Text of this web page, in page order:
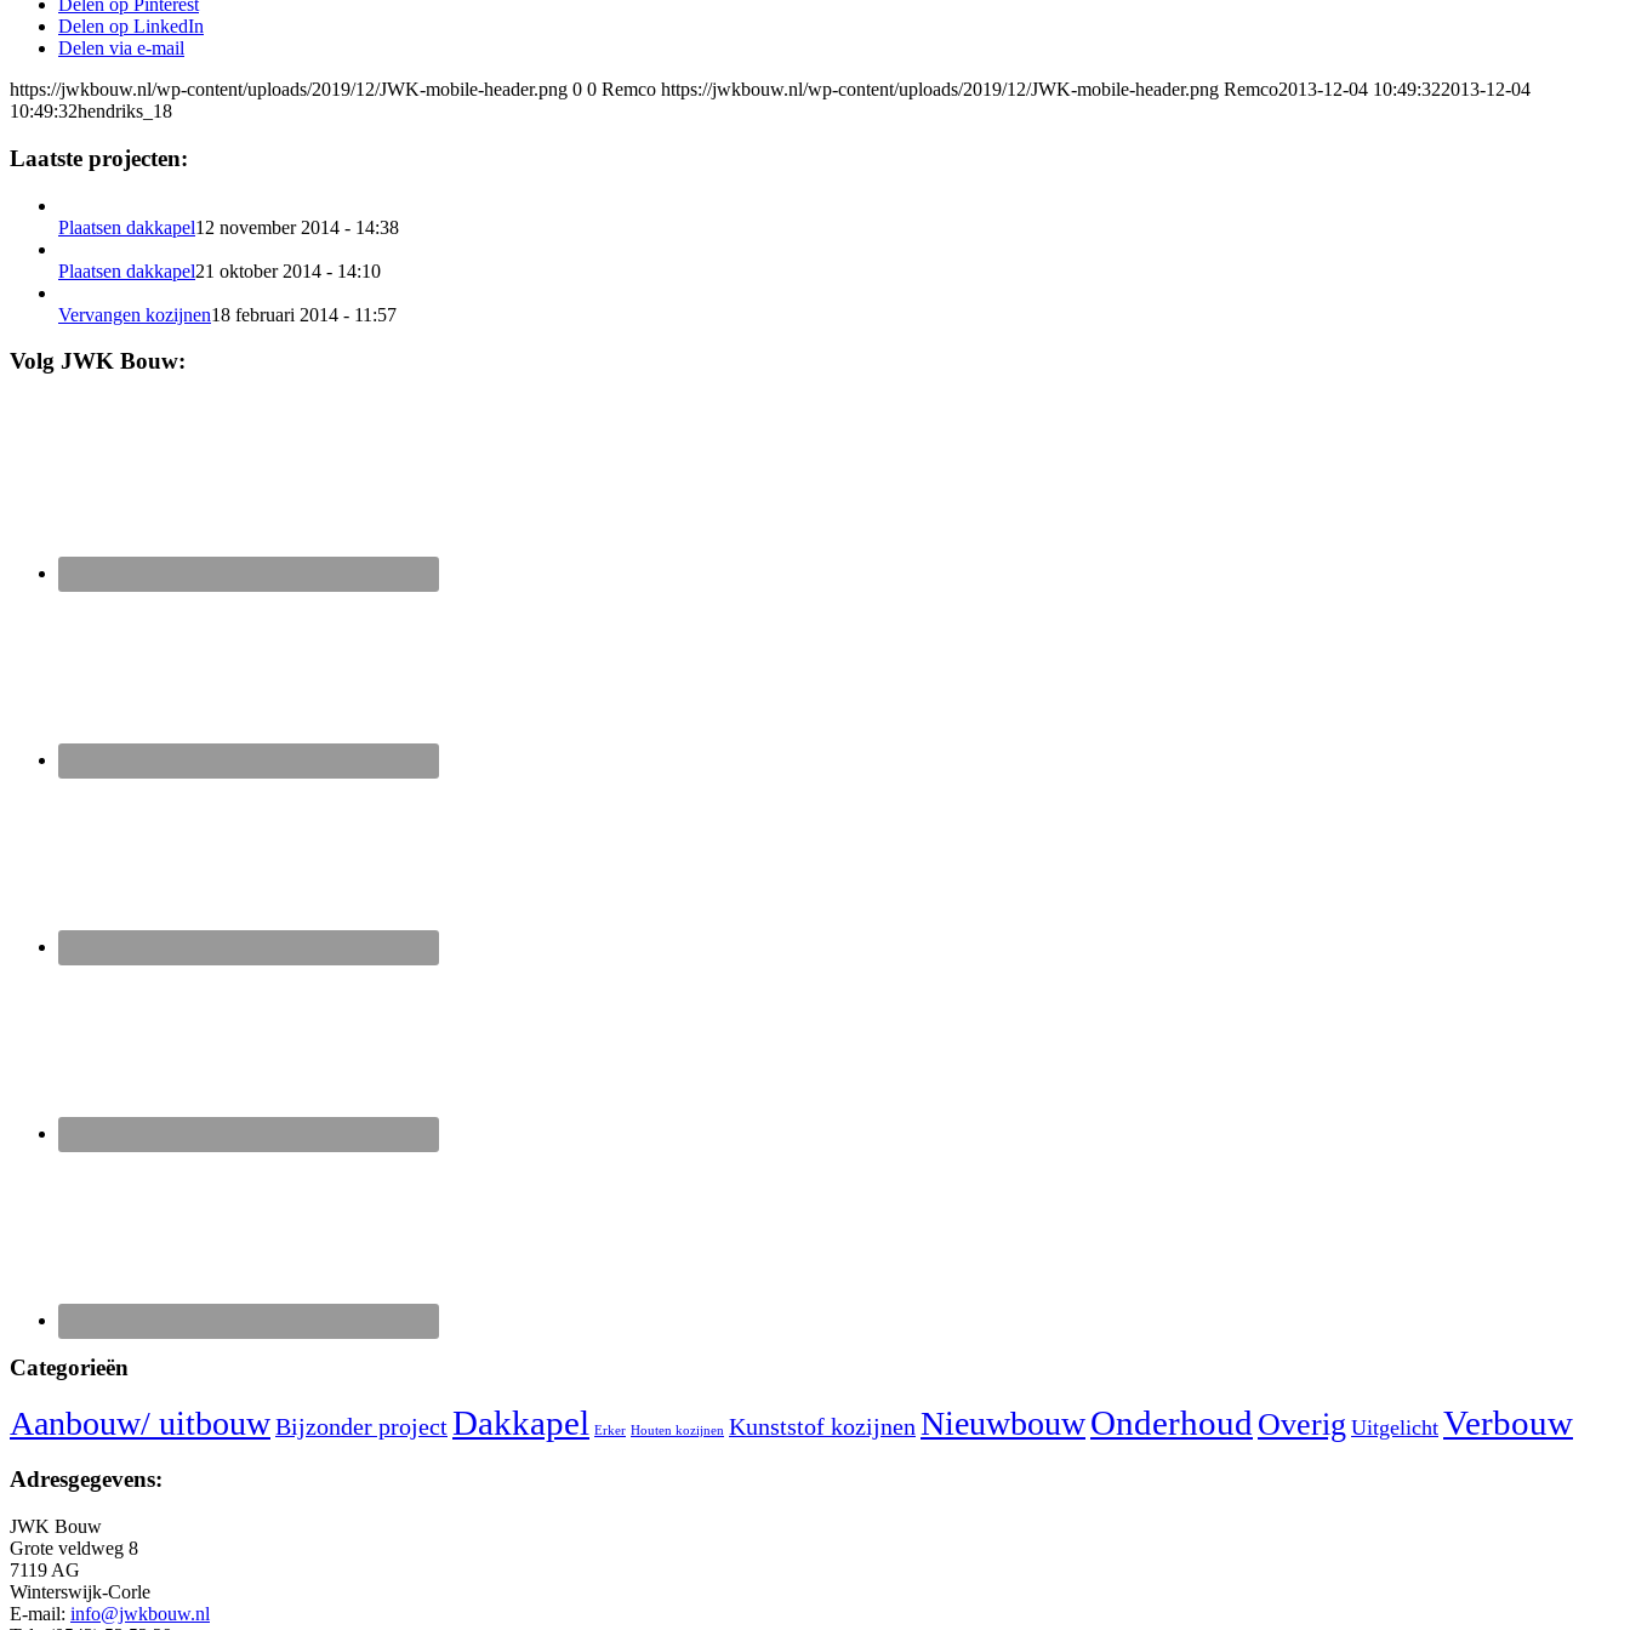
Delen op Pinterest
Delen op LinkedIn
Delen via e-mail
https://jwkbouw.nl/wp-content/uploads/2019/12/JWK-mobile-header.png 0 0 Remco https://jwkbouw.nl/wp-content/uploads/2019/12/JWK-mobile-header.png Remco2013-12-04 10:49:322013-12-04
10:49:32hendriks_18
Laatste projecten:
Plaatsen dakkapel12 november 2014 - 14:38
Plaatsen dakkapel21 oktober 2014 - 14:10
Vervangen kozijnen18 februari 2014 - 11:57
Volg JWK Bouw:
Categorieën
Aanbouw/ uitbouwBijzonder projectDakkapel Erker Houten kozijnen Kunststof kozijnenNieuwbouwOnderhoud Overig Uitgelicht Verbouw
Adresgegevens:
JWK Bouw
Grote veldweg 8
7119 AG
Winterswijk-Corle
E-mail: info@jwkbouw.nl